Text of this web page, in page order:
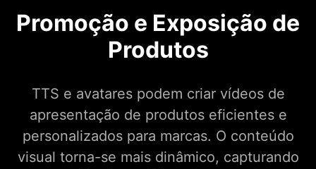
Promoção e Exposição de
Produtos
TTS e avatares podem criar vídeos de
apresentação de produtos eficientes e
personalizados para marcas. O conteúdo
visual torna-se mais dinâmico, capturando